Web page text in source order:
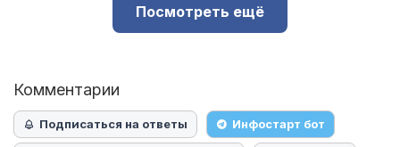
Посмотреть ещё
Комментарии
Подписаться на ответы Инфостарт бот